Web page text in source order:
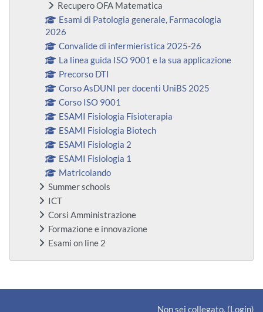
Recupero OFA Matematica
Esami di Patologia generale, Farmacologia
2026
Convalide di infermieristica 2025-26
La linea guida ISO 9001 e la sua applicazione
Precorso DTI
Corso AsDUNI per docenti UniBS 2025
Corso ISO 9001
ESAMI Fisiologia Fisioterapia
ESAMI Fisiologia Biotech
ESAMI Fisiologia 2
ESAMI Fisiologia 1
Matricolando
Summer schools
ICT
Corsi Amministrazione
Formazione e innovazione
Esami on line 2
Blocchi supplementari
Non sei collegato. (Login)